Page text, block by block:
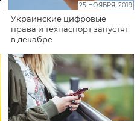
25 НОЯБРЯ, 2019
Украинские цифровые
права и техпаспорт запустят
в декабре